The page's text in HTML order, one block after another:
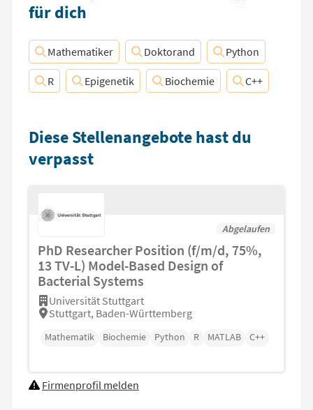
für dich
Mathematiker Doktorand Python
R Epigenetik Biochemie C++
Diese Stellenangebote hast du
verpasst
Abgelaufen
PhD Researcher Position (f/m/d, 75%,
13 TV-L) Model-Based Design of
Bacterial Systems
Universität Stuttgart
Stuttgart, Baden-Württemberg
Mathematik Biochemie Python R MATLAB C++
Firmenprofil melden